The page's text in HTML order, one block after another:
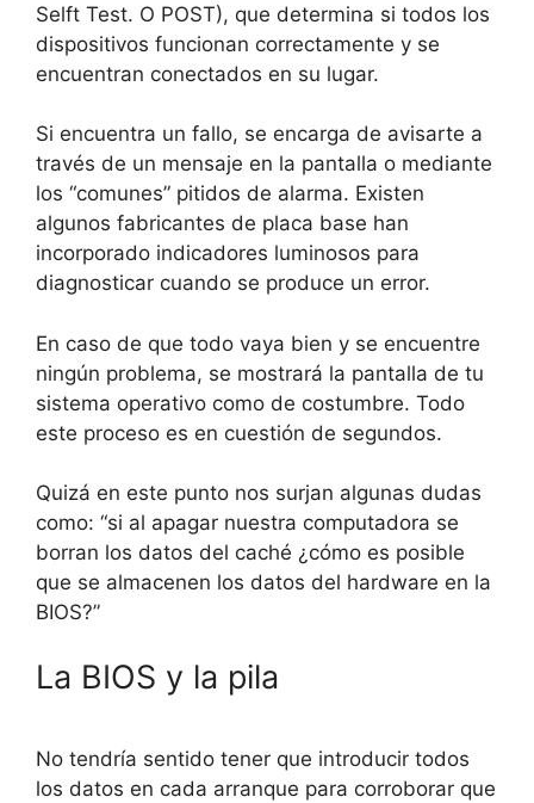
Selft Test. O POST), que determina si todos los
dispositivos funcionan correctamente y se
encuentran conectados en su lugar.
Si encuentra un fallo, se encarga de avisarte a
través de un mensaje en la pantalla o mediante
los “comunes” pitidos de alarma. Existen
algunos fabricantes de placa base han
incorporado indicadores luminosos para
diagnosticar cuando se produce un error.
En caso de que todo vaya bien y se encuentre
ningún problema, se mostrará la pantalla de tu
sistema operativo como de costumbre. Todo
este proceso es en cuestión de segundos.
Quizá en este punto nos surjan algunas dudas
como: “si al apagar nuestra computadora se
borran los datos del caché ¿cómo es posible
que se almacenen los datos del hardware en la
BIOS?”
La BIOS y la pila
No tendría sentido tener que introducir todos
los datos en cada arranque para corroborar que